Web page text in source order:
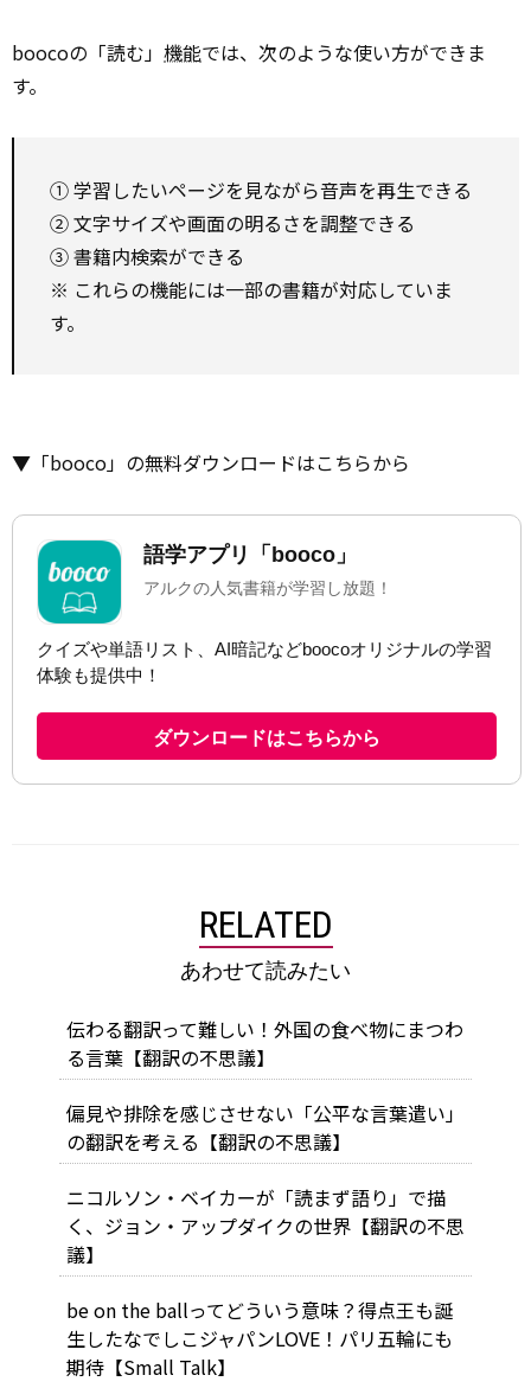
boocoの「読む」 機能では、次のような使い方ができま
す。
① 学習したいページを見ながら音声を再生できる
② 文字サイズや画面の明るさを調整できる
③ 書籍内検索ができる
※ これらの機能には一部の書籍が対応していま
す。
▼「booco」の無料ダウンロードはこちらから
RELATED
あわせて読みたい
伝わる翻訳って難しい！外国の食べ物にまつわ
る言葉【翻訳の不思議】
偏見や排除を感じさせない「公平な言葉遣い」
の翻訳を考える【翻訳の不思議】
ニコルソン・ベイカーが「読まず語り」で描
く、ジョン・アップダイクの世界【翻訳の不思
議】
be on the ballってどういう意味？得点王も誕
生したなでしこジャパンLOVE！パリ五輪にも
期待【Small Talk】